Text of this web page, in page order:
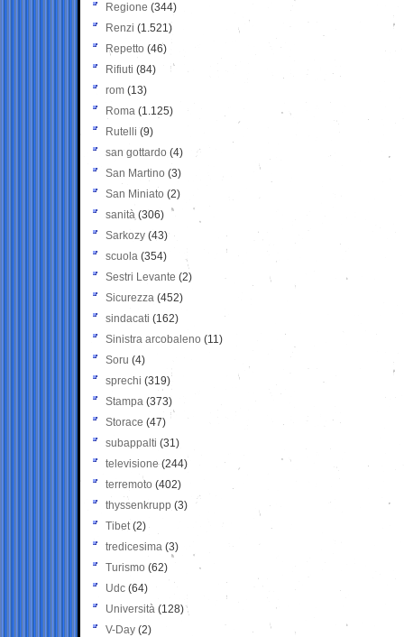
Regione (344)
Renzi (1.521)
Repetto (46)
Rifiuti (84)
rom (13)
Roma (1.125)
Rutelli (9)
san gottardo (4)
San Martino (3)
San Miniato (2)
sanità (306)
Sarkozy (43)
scuola (354)
Sestri Levante (2)
Sicurezza (452)
sindacati (162)
Sinistra arcobaleno (11)
Soru (4)
sprechi (319)
Stampa (373)
Storace (47)
subappalti (31)
televisione(244)
terremoto (402)
thyssenkrupp (3)
Tibet(2)
tredicesima (3)
Turismo (62)
Udc (64)
Università (128)
V-Day (2)